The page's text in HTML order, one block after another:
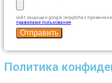
сайт защищён google recaptcha с
правилами пользования .
Отправить
Политика